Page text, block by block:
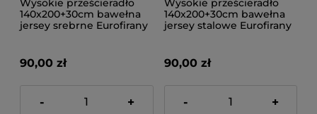
Wysokie prześcieradło
140x200+30cm bawełna
jersey srebrne Eurofirany
90,00 zł
- +
Wysokie prześcieradło
140x200+30cm bawełna
jersey stalowe Eurofirany
90,00 zł
- +